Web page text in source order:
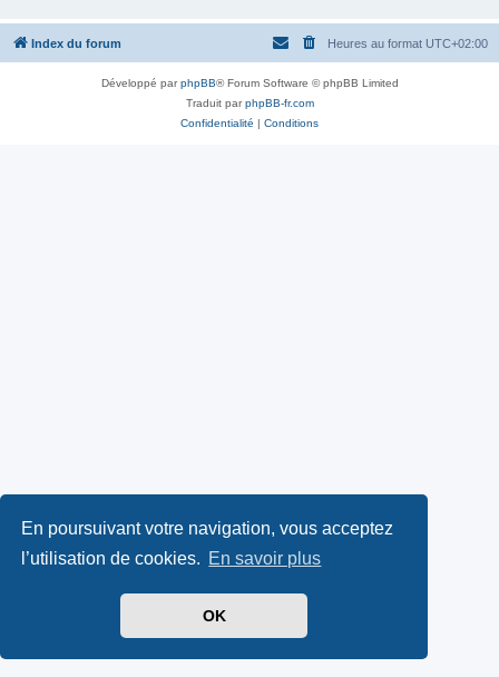
En poursuivant votre navigation, vous acceptez
l’utilisation de cookies. En savoir plus
OK
e
Index du forum Heures au format UTC+02:00
Développé parphpBB® Forum Software © phpBB Limited
Traduit parphpBB-fr.com
Confidentialité | Conditions